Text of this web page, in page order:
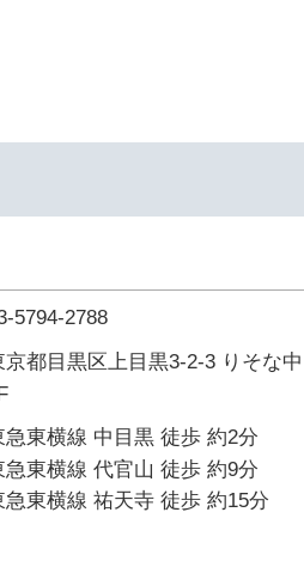
5794-2788
京都目黒区上目黒3-2-3 りそな
急東横線 中目黒 徒歩 約2分
急東横線 代官山 徒歩 約9分
急東横線 祐天寺 徒歩 約15分